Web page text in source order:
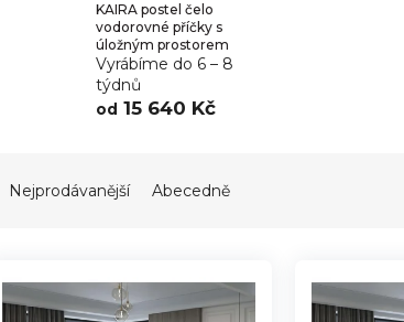
KAIRA postel čelo
vodorovné příčky s
úložným prostorem
Vyrábíme do 6 – 8
týdnů
od 15 640 Kč
Nejprodávanější Abecedně